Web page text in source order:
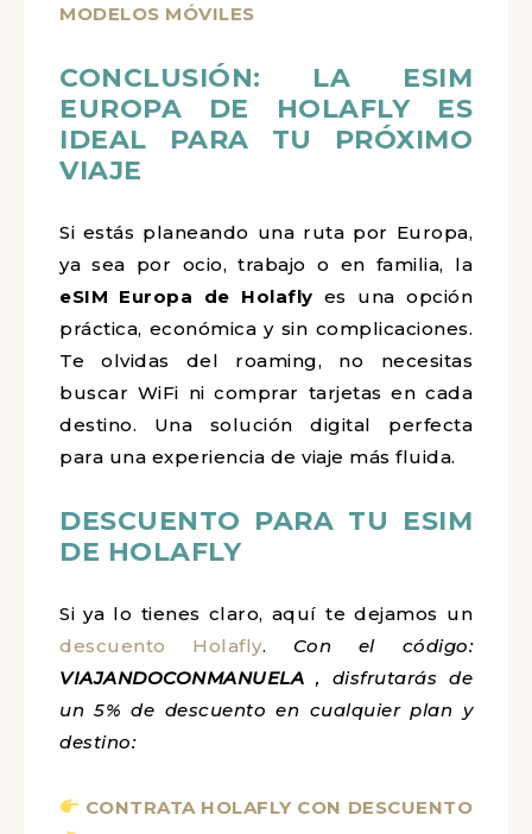
MODELOS MÓVILES
CONCLUSIÓN: LA ESIM
EUROPA DE HOLAFLY ES
IDEAL PARA TU PRÓXIMO
VIAJE
Si estás planeando una ruta por Europa,
ya sea por ocio, trabajo o en familia, la
eSIM Europa de Holafly es una opción
práctica, económica y sin complicaciones.
Te olvidas del roaming, no necesitas
buscar WiFi ni comprar tarjetas en cada
destino. Una solución digital perfecta
para una experiencia de viaje más fluida.
DESCUENTO PARA TU ESIM
DE HOLAFLY
Si ya lo tienes claro, aquí te dejamos un
descuento Holafly. Con el código:
VIAJANDOCONMANUELA , disfrutarás de
un 5% de descuento en cualquier plan y
destino:
CONTRATA HOLAFLY CON DESCUENTO